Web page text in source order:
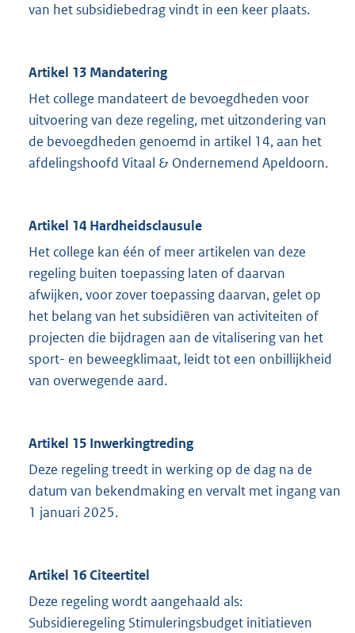
van het subsidiebedrag vindt in een keer plaats.
Artikel 13 Mandatering
Het college mandateert de bevoegdheden voor
uitvoering van deze regeling, met uitzondering van
de bevoegdheden genoemd in artikel 14, aan het
afdelingshoofd Vitaal & Ondernemend Apeldoorn.
Artikel 14 Hardheidsclausule
Het college kan één of meer artikelen van deze
regeling buiten toepassing laten of daarvan
afwijken, voor zover toepassing daarvan, gelet op
het belang van het subsidiëren van activiteiten of
projecten die bijdragen aan de vitalisering van het
sport- en beweegklimaat, leidt tot een onbillijkheid
van overwegende aard.
Artikel 15 Inwerkingtreding
Deze regeling treedt in werking op de dag na de
datum van bekendmaking en vervalt met ingang van
1 januari 2025.
Artikel 16 Citeertitel
Deze regeling wordt aangehaald als:
Subsidieregeling Stimuleringsbudget initiatieven